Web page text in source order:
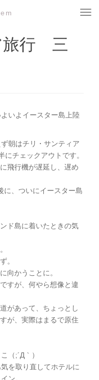
T
旅行 三
いよイースター島上陸
朝はチリ・サンティア
にチェックアウトです。
飛行機が遅延し、遅め
に、ついにイースター島
ド島に着いたときの気
。
向かうことに。
すが、何やら想像と違
があって、ちょっとし
が、実際はまるで原住
（;´Д｀）
気を取り直してホテルに